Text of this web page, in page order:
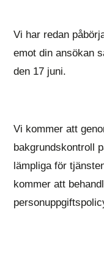
Vi har redan
emot din ansökan
den 17 juni.
Vi kommer att
bakgrundskontroll
lämpliga för
kommer att